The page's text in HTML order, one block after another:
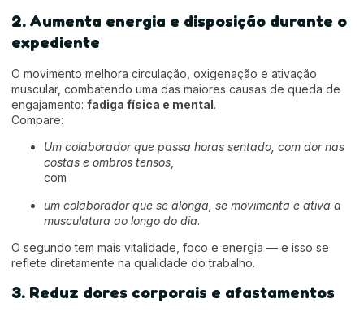
2. Aumenta energia e disposição durante o
expediente
O movimento melhora circulação, oxigenação e ativação
muscular, combatendo uma das maiores causas de queda de
engajamento: fadiga física e mental.
Compare:
Um colaborador que passa horas sentado, com dor nas
costas e ombros tensos
com
um colaborador que se alonga, se movimenta e ativa a
musculatura ao longo do dia.
O segundo tem mais vitalidade, foco e energia — e isso se
reflete diretamente na qualidade do trabalho.
3. Reduz dores corporais e afastamentos